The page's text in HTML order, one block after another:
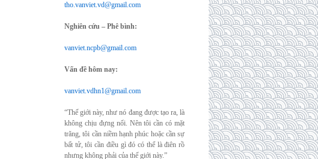
tho.vanviet.vd@gmail.com
Nghiên cứu – Phê bình:
vanviet.ncpb@gmail.com
Vấn đề hôm nay:
vanviet.vdhn1@gmail.com
“Thế giới này, như nó đang được tạo ra, là
không chịu đựng nổi. Nên tôi cần có mặt
trăng, tôi cần niềm hạnh phúc hoặc cần sự
bất tử, tôi cần điều gì đó có thể là điên rồ
nhưng không phải của thế giới này.”